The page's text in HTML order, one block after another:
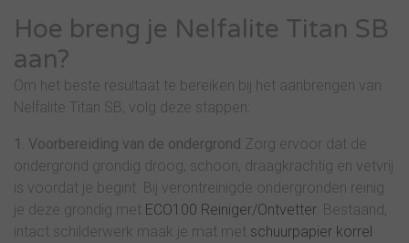
Hoe breng je Nelfalite Titan SB
aan?
Om het beste resultaat te bereiken bij het aanbrengen van
Nelfalite Titan SB, volg deze stappen:
1. Voorbereiding van de ondergrond Zorg ervoor dat de
ondergrond grondig droog, schoon, draagkrachtig en vetvrij
is voordat je begint. Bij verontreinigde ondergronden reinig
je deze grondig met ECO100 Reiniger/Ontvetter. Bestaand,
intact schilderwerk maak je mat met schuurpapier korrel